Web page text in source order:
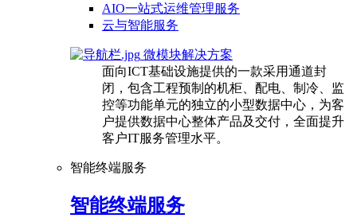
AIO一站式运维管理服务
云与智能服务
微模块解决方案
面向ICT基础设施提供的一款采用通道封
闭，包含工程预制的机柜、配电、制冷、监
控等功能单元的独立的小型数据中心，为客
户提供数据中心整体产品及交付，全面提升
客户IT服务管理水平。
智能终端服务
智能终端服务